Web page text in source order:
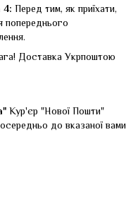
4: Перед тим, як приїхати,
попереднього
Доставка Укрпоштою
Кур'єр "Нової Пошти"
до вказаної вами